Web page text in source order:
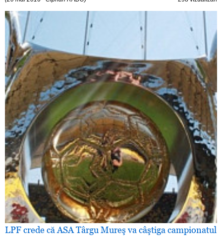
LPF crede că ASA Târgu Mureş va câştiga campionatul